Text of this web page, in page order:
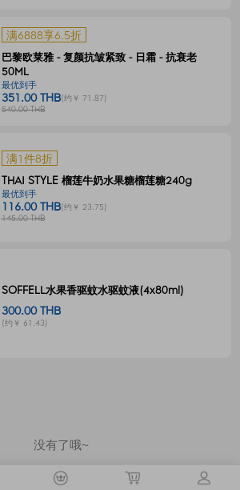
满6888享6.5折
巴黎欧莱雅 - 复颜抗皱紧致 - 日霜 - 抗衰老
50ML
最优到手
351.00 THB(约￥ 71.87)
540.00 THB
满1件8折
THAI STYLE 榴莲牛奶水果糖榴莲糖240g
最优到手
116.00 THB(约￥ 23.75)
145.00 THB
SOFFELL水果香驱蚊水驱蚊液(4x80ml)
300.00 THB
(约￥ 61.43)
没有了哦~